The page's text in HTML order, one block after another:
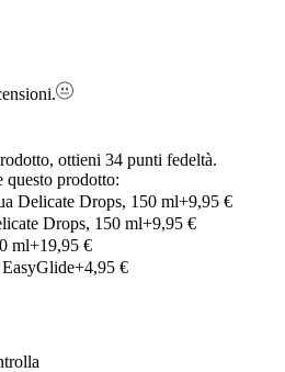
ottieni 34 punti fedeltà.
questo prodotto:
Delicate Drops, 150 ml+9,95 €
Drops, 150 ml+9,95 €
ml+19,95 €
+4,95 €